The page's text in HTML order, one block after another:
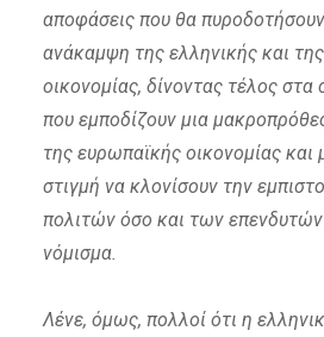
αποφάσεις που θα
ανάκαμψη της ελληνικής και
οικονομίας, δίνοντας τέλος στα
που εμποδίζουν μια
της ευρωπαϊκής οικονομίας
στιγμή να κλονίσουν την
πολιτών όσο και των
νόμισμα.
Λένε, όμως, πολλοί ότι η